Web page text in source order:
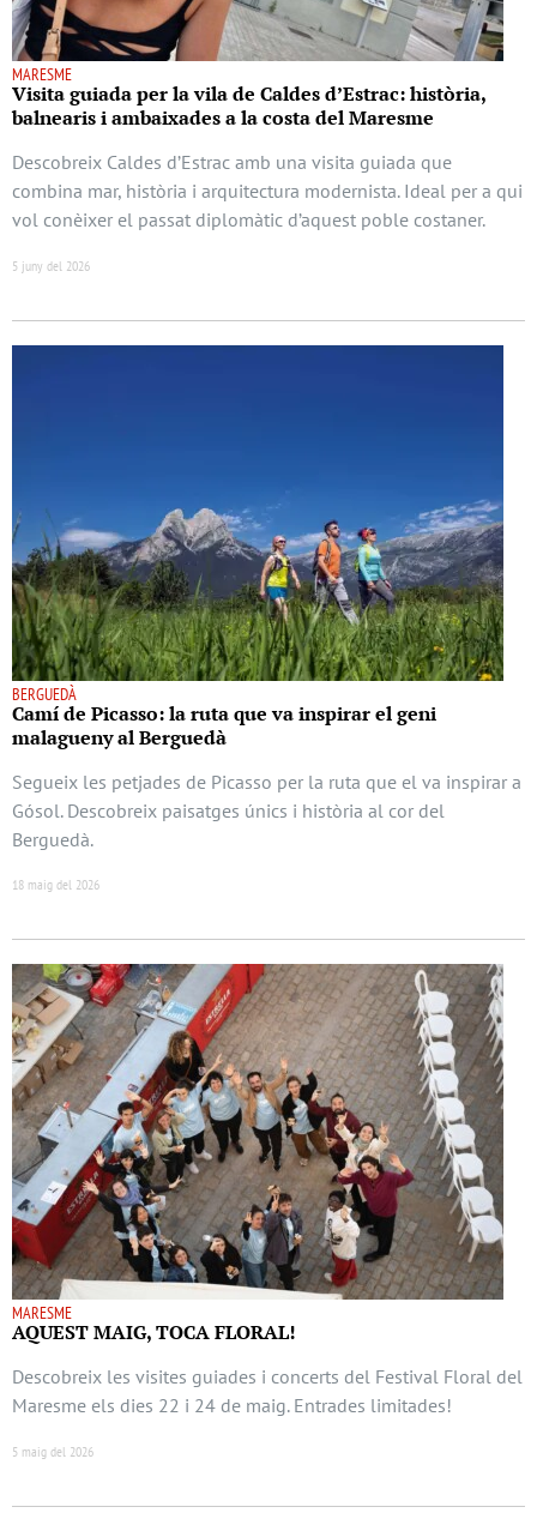
MARESME
Visita guiada per la vila de Caldes d’Estrac: història,
balnearis i ambaixades a la costa del Maresme
Descobreix Caldes d’Estrac amb una visita guiada que
combina mar, història i arquitectura modernista. Ideal per a qui
vol conèixer el passat diplomàtic d’aquest poble costaner.
5 juny del 2026
BERGUEDÀ
Camí de Picasso: la ruta que va inspirar el geni
malagueny al Berguedà
Segueix les petjades de Picasso per la ruta que el va inspirar a
Gósol. Descobreix paisatges únics i història al cor del
Berguedà.
18 maig del 2026
MARESME
AQUEST MAIG, TOCA FLORAL!
Descobreix les visites guiades i concerts del Festival Floral del
Maresme els dies 22 i 24 de maig. Entrades limitades!
5 maig del 2026